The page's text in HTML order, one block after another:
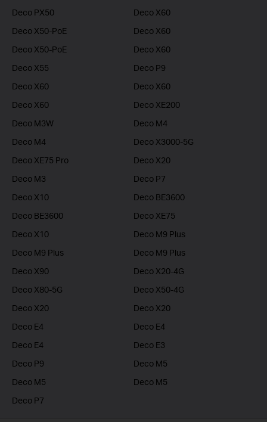
Deco PX50
Deco X60
Deco X50-PoE
Deco X60
Deco X50-PoE
Deco X60
Deco X55
Deco P9
Deco X60
Deco X60
Deco X60
Deco XE200
Deco M3W
Deco M4
Deco M4
Deco X3000-5G
Deco XE75 Pro
Deco X20
Deco M3
Deco P7
Deco X10
Deco BE3600
Deco BE3600
Deco XE75
Deco X10
Deco M9 Plus
Deco M9 Plus
Deco M9 Plus
Deco X90
Deco X20-4G
Deco X80-5G
Deco X50-4G
Deco X20
Deco X20
Deco E4
Deco E4
Deco E4
Deco E3
Deco P9
Deco M5
Deco M5
Deco M5
Deco P7